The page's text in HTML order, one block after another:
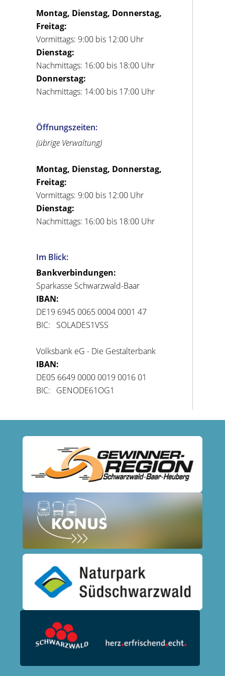
Montag, Dienstag, Donnerstag,
Freitag:
Vormittags: 9:00 bis 12:00 Uhr
Dienstag:
Nachmittags: 16:00 bis 18:00 Uhr
Donnerstag:
Nachmittags: 14:00 bis 17:00 Uhr
Öffnungszeiten:
(übrige Verwaltung)
Montag, Dienstag, Donnerstag,
Freitag:
Vormittags: 9:00 bis 12:00 Uhr
Dienstag:
Nachmittags: 16:00 bis 18:00 Uhr
Im Blick:
Bankverbindungen:
Sparkasse Schwarzwald-Baar
IBAN:
DE19 6945 0065 0004 0001 47
BIC: SOLADES1VSS
Volksbank eG - Die Gestalterbank
IBAN:
DE05 6649 0000 0019 0016 01
BIC: GENODE61OG1